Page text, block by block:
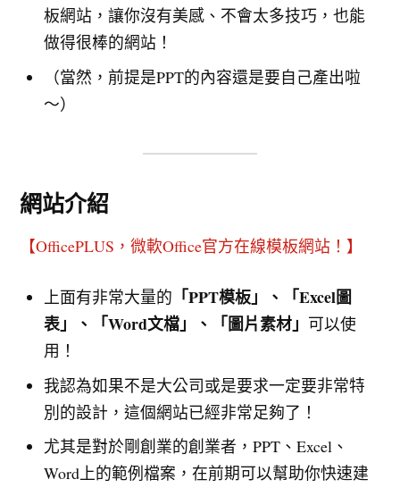
板網站，讓你沒有美感、不會太多技巧，也能
做得很棒的網站！
（當然，前提是PPT的內容還是要自己產出啦
～）
網站介紹
【OfficePLUS，微軟Office官方在線模板網站！】
上面有非常大量的 「PPT模板」、「Excel圖
表」、「Word文檔」、「圖片素材」 可以使
用！
我認為如果不是大公司或是要求一定要非常特
別的設計，這個網站已經非常足夠了！
尤其是對於剛創業的創業者，PPT、Excel、
Word上的範例檔案，在前期可以幫助你快速建